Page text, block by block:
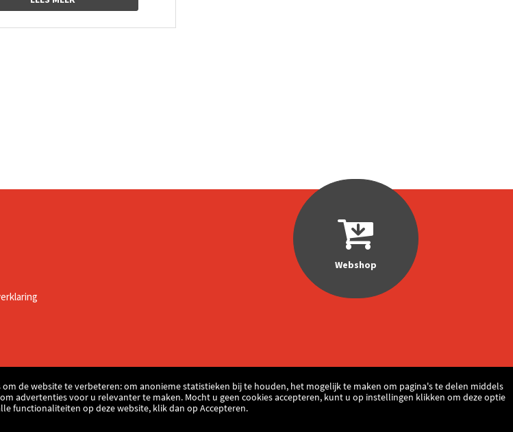
Webshop
om de website te verbeteren: om anonieme statistieken bij te houden, het mogelijk te maken om pagina's te delen middels
advertenties voor u relevanter te maken. Mocht u geen cookies accepteren, kunt u op instellingen klikken om deze optie
functionaliteiten op deze website, klik dan op Accepteren.